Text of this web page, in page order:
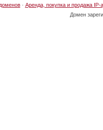
· Аренда, покупка и продажа IP-
Домен